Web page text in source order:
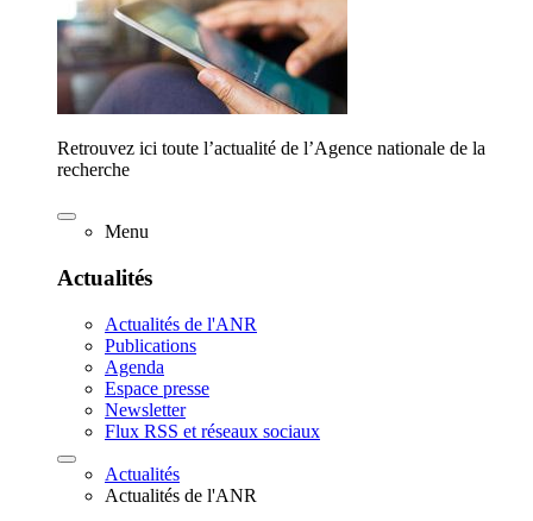
Retrouvez ici toute l’actualité de l’Agence nationale de la
recherche
Menu
Actualités
Actualités de l'ANR
Publications
Agenda
Espace presse
Newsletter
Flux RSS et réseaux sociaux
Actualités
Actualités de l'ANR